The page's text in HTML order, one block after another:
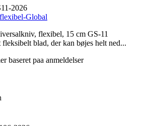
2026
Global
flexibel, 15 cm GS-11
blad, der kan bøjes helt ned...
baseret paa anmeldelser